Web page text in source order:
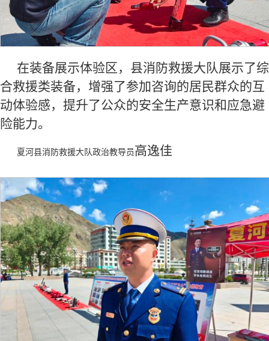
在装备展示体验区，县消防救援大队展示了综
合救援类装备，增强了参加咨询的居民群众的互
动体验感，提升了公众的安全生产意识和应急避
险能力。
夏河县消防救援大队政治教导员 高逸佳